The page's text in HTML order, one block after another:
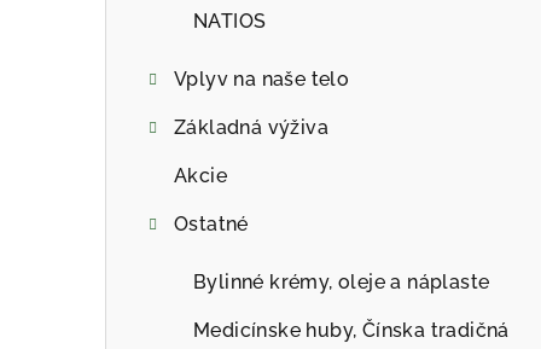
NATIOS
Vplyv na naše telo
Základná výživa
Akcie
Ostatné
Bylinné krémy, oleje a náplaste
Medicínske huby, Čínska tradičná